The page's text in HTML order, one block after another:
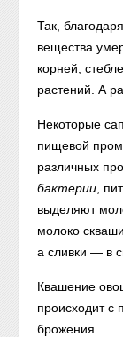
Так,
вещества
корней,
растений. А
Некоторые
пищевой
различных
бактерии
выделяют
молоко
а сливки — в
Квашение
происходит с
брожения.